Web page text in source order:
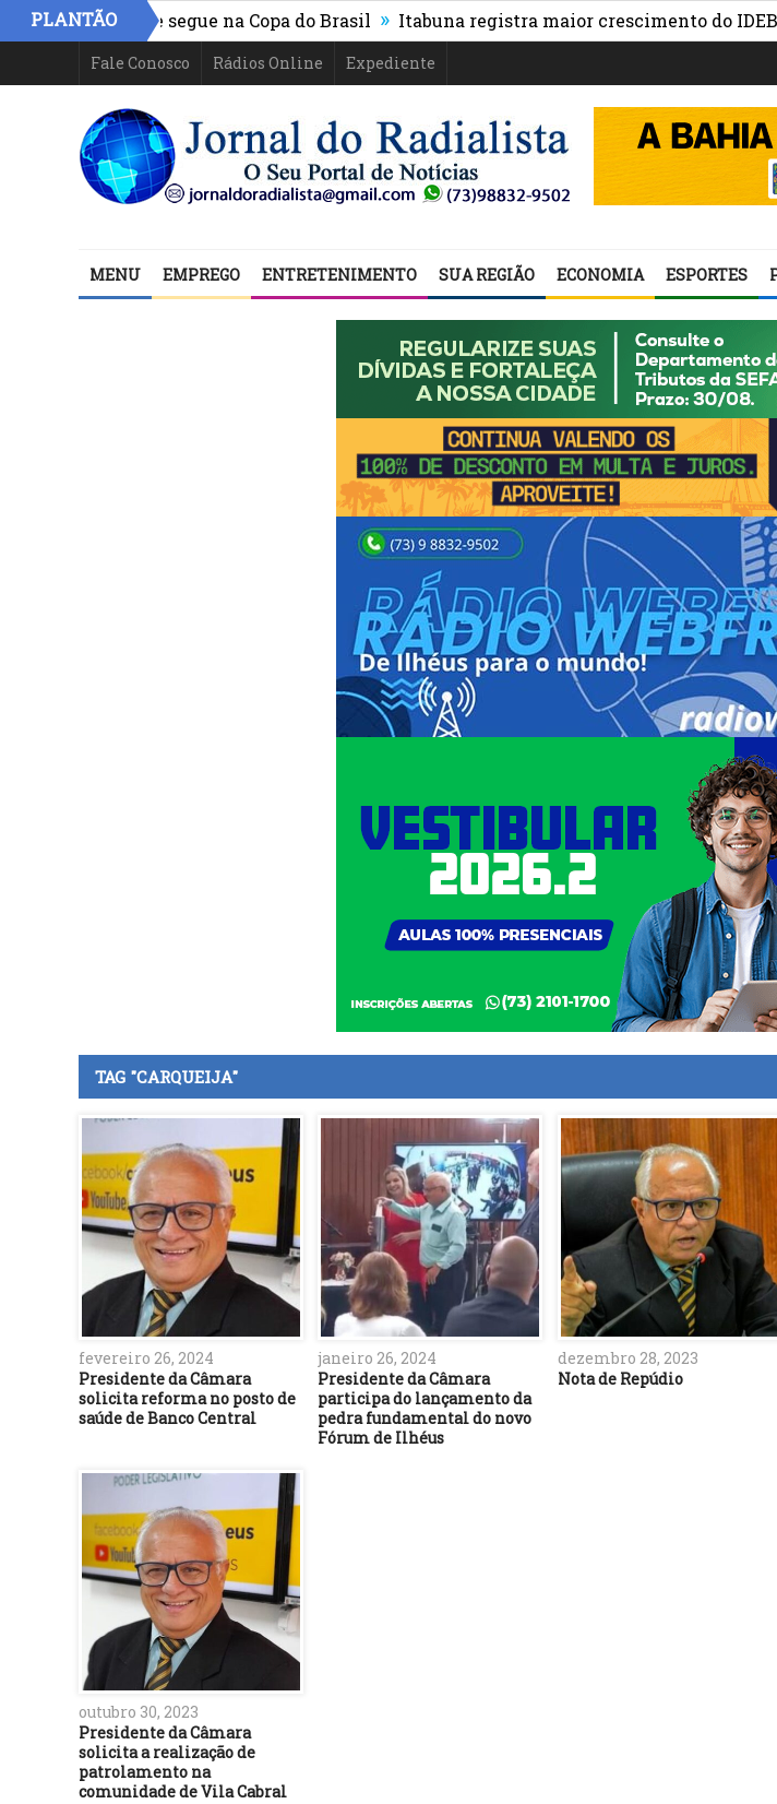
PLANTÃO
PR e segue na Copa do Brasil » Itabuna registra maior crescimento do IDEB na
Fale Conosco Rádios Online Expediente
MENU EMPREGO ENTRETENIMENTO SUA REGIÃO ECONOMIA ESPORTES
TAG "CARQUEIJA"
fevereiro 26, 2024
Presidente da Câmara
solicita reforma no posto de
saúde de Banco Central
janeiro 26, 2024
Presidente da Câmara
participa do lançamento da
pedra fundamental do novo
Fórum de Ilhéus
dezembro 28, 2023
Nota de Repúdio
outubro 30, 2023
Presidente da Câmara
solicita a realização de
patrolamento na
comunidade de Vila Cabral